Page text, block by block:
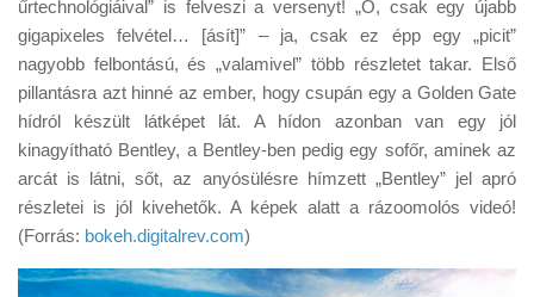
Tanácsok
Érdekességek
Helyszíni Riport
E-BB
űrtechnológiáival” is felveszi a versenyt! „Ó, csak egy újabb
gigapixeles felvétel… [ásít]” – ja, csak ez épp egy „picit”
nagyobb felbontású, és „valamivel” több részletet takar. Első
pillantásra azt hinné az ember, hogy csupán egy a Golden Gate
hídról készült látképet lát. A hídon azonban van egy jól
kinagyítható Bentley, a Bentley-ben pedig egy sofőr, aminek az
arcát is látni, sőt, az anyósülésre hímzett „Bentley” jel apró
részletei is jól kivehetők. A képek alatt a rázoomolós videó!
(Forrás: bokeh.digitalrev.com)